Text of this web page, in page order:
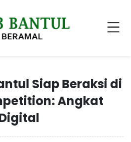
Siap Beraksi di
Angkat